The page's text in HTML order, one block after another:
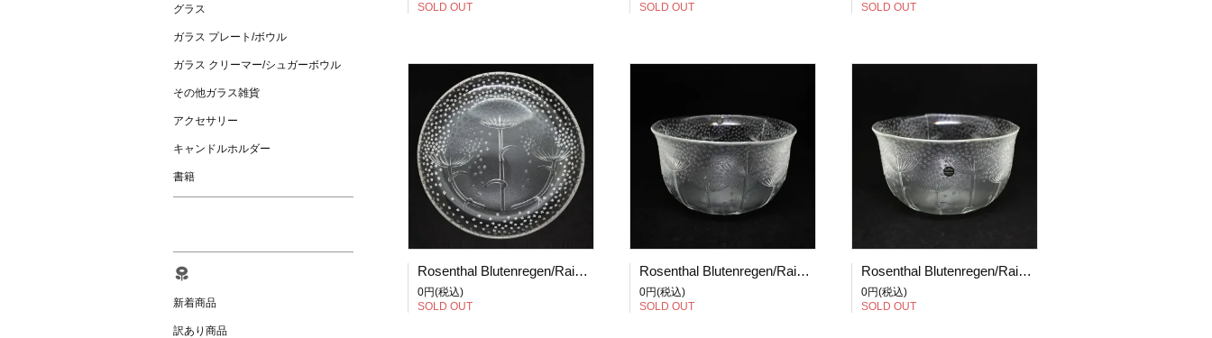
SOLD OUT
SOLD OUT
SOLD OUT
Rosenthal Blutenregen/Raining Blossom/花の雨 プレート 25cm (2) 箱付き
0円(税込)
SOLD OUT
Rosenthal Blutenregen/Raining Blossom/花の雨 ボウル Φ20cm (1) 箱付き
0円(税込)
SOLD OUT
Rosenthal Blutenregen/Raining Blossom/花の雨 ボウル Φ20cm (2)
0円(税込)
SOLD OUT
グラス
ガラス プレート/ボウル
ガラス クリーマー/シュガーボウル
その他ガラス雑貨
アクセサリー
キャンドルホルダー
書籍
新着商品
訳あり商品